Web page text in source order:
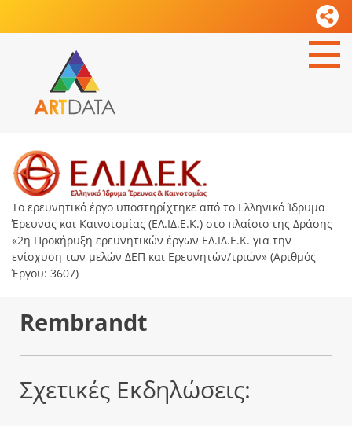
Το ερευνητικό έργο υποστηρίχτηκε από το Ελληνικό Ίδρυμα
Έρευνας και Καινοτομίας (ΕΛ.ΙΔ.Ε.Κ.) στο πλαίσιο της Δράσης
«2η Προκήρυξη ερευνητικών έργων ΕΛ.ΙΔ.Ε.Κ. για την
ενίσχυση των μελών ΔΕΠ και Ερευνητών/τριών» (Αριθμός
Έργου: 3607)
Rembrandt
Σχετικές Εκδηλώσεις: